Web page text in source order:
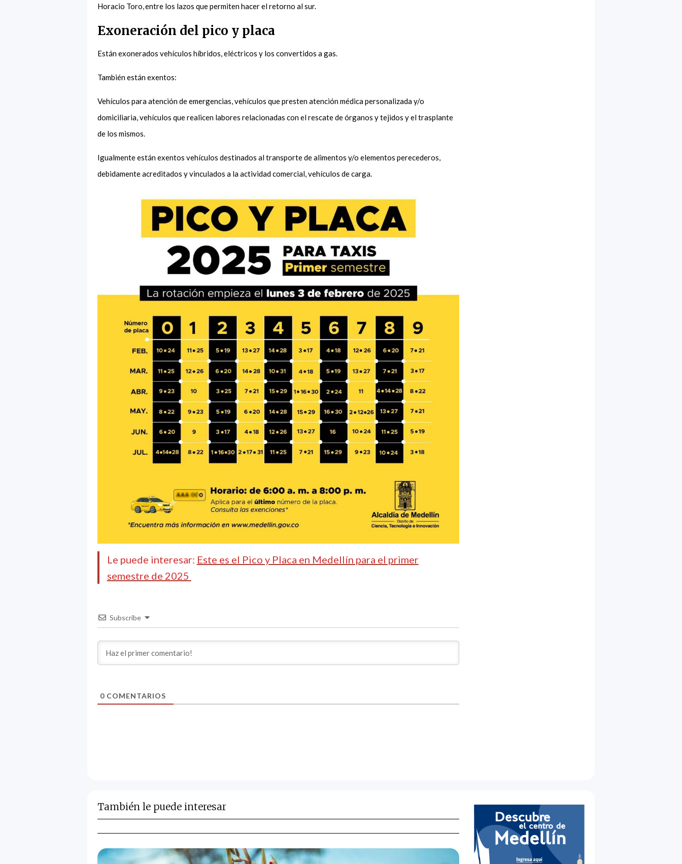
Horacio Toro, entre los lazos que permiten hacer el retorno al sur.
Exoneración del pico y placa
Están exonerados vehículos híbridos, eléctricos y los convertidos a gas.
También están exentos:
Vehículos para atención de emergencias, vehículos que presten atención médica personalizada y/o
domiciliaria, vehículos que realicen labores relacionadas con el rescate de órganos y tejidos y el trasplante
de los mismos.
Igualmente están exentos vehículos destinados al transporte de alimentos y/o elementos perecederos,
debidamente acreditados y vinculados a la actividad comercial, vehículos de carga.
Le puede interesar: Este es el Pico y Placa en Medellín para el primer
semestre de 2025
Subscribe
0 COMENTARIOS
También le puede interesar